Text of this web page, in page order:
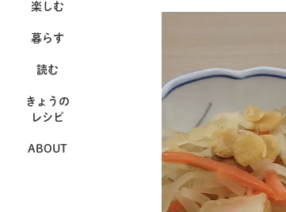
楽しむ
暮らす
読む
きょうの
レシピ
ABOUT